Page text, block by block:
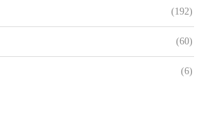
(192)
(60)
(6)